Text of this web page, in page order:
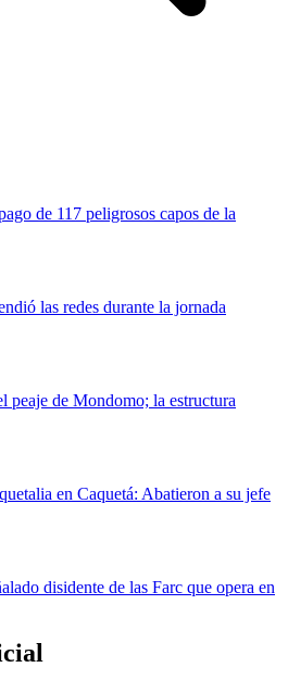
de 117 peligrosos capos de la
las redes durante la jornada
peaje de Mondomo; la estructura
en Caquetá: Abatieron a su jefe
disidente de las Farc que opera en